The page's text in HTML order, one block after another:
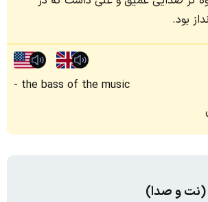
بود.
the bass of the music
(نت و صدا)